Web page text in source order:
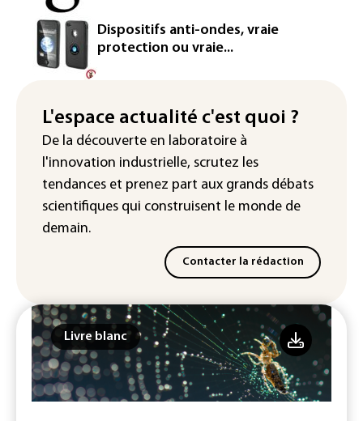
France
L'Arabie saoudite, le Pakistan et la
Turquie ont signé un accord de défense
nouveaux sites de paris en ligne non
autorisés
Dispositifs anti-ondes, vraie
protection ou vraie...
L'espace actualité c'est quoi ?
De la découverte en laboratoire à
l'innovation industrielle, scrutez les
tendances et prenez part aux grands débats
scientifiques qui construisent le monde de
demain.
Contacter la rédaction
Livre blanc